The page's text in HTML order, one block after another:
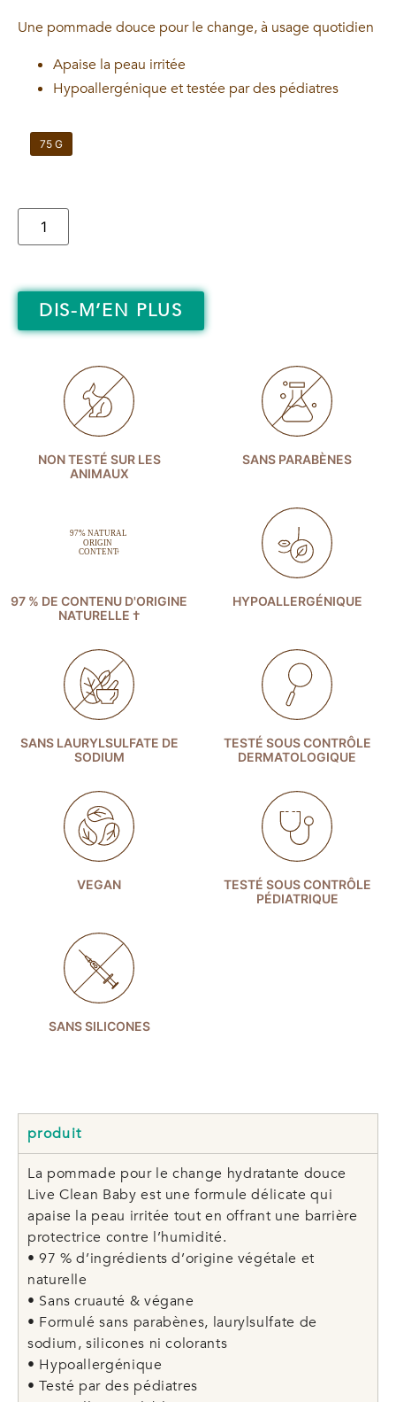
Une pommade douce pour le change, à usage quotidien
Apaise la peau irritée
Hypoallergénique et testée par des pédiatres
75 G
DIS-M’EN PLUS
NON TESTÉ SUR LES
ANIMAUX
SANS PARABÈNES
97 % DE CONTENU D'ORIGINE
NATURELLE †
HYPOALLERGÉNIQUE
SANS LAURYLSULFATE DE
SODIUM
TESTÉ SOUS CONTRÔLE
DERMATOLOGIQUE
VEGAN
TESTÉ SOUS CONTRÔLE
PÉDIATRIQUE
SANS SILICONES
produit
La pommade pour le change hydratante douce
Live Clean Baby est une formule délicate qui
apaise la peau irritée tout en offrant une barrière
protectrice contre l’humidité.
• 97 % d’ingrédients d’origine végétale et
naturelle
• Sans cruauté & végane
• Formulé sans parabènes, laurylsulfate de
sodium, silicones ni colorants
• Hypoallergénique
• Testé par des pédiatres